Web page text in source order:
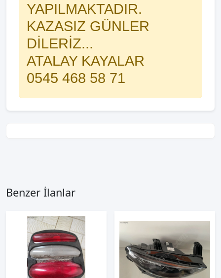
YAPILMAKTADIR.
KAZASIZ GÜNLER
DİLERİZ...
ATALAY KAYALAR
0545 468 58 71
Benzer İlanlar